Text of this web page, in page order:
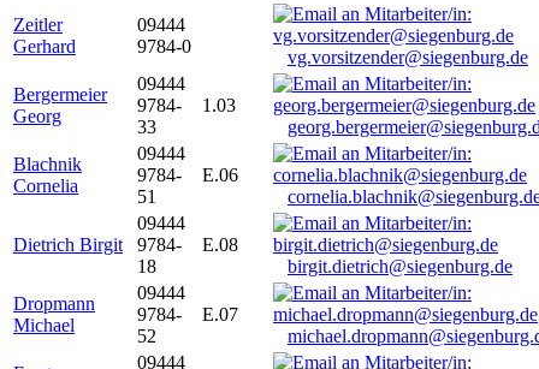
Zeitler
Gerhard
09444
9784-0
vg.vorsitzender@siegenburg.de
Bergermeier
Georg
09444
9784-
33
1.03
Blachnik
Cornelia
09444
9784-
51
E.06
Dietrich Birgit
09444
9784-
18
E.08
birgit.dietrich@siegenburg.de
Dropmann
Michael
09444
9784-
52
E.07
09444